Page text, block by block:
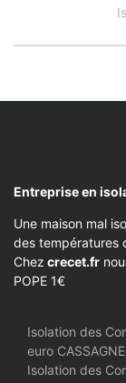
Entreprise en
Une maison mal
des températures
Chez crecet.fr
POPE 1€
Isolation des
euro CASSAGNE
Isolation des